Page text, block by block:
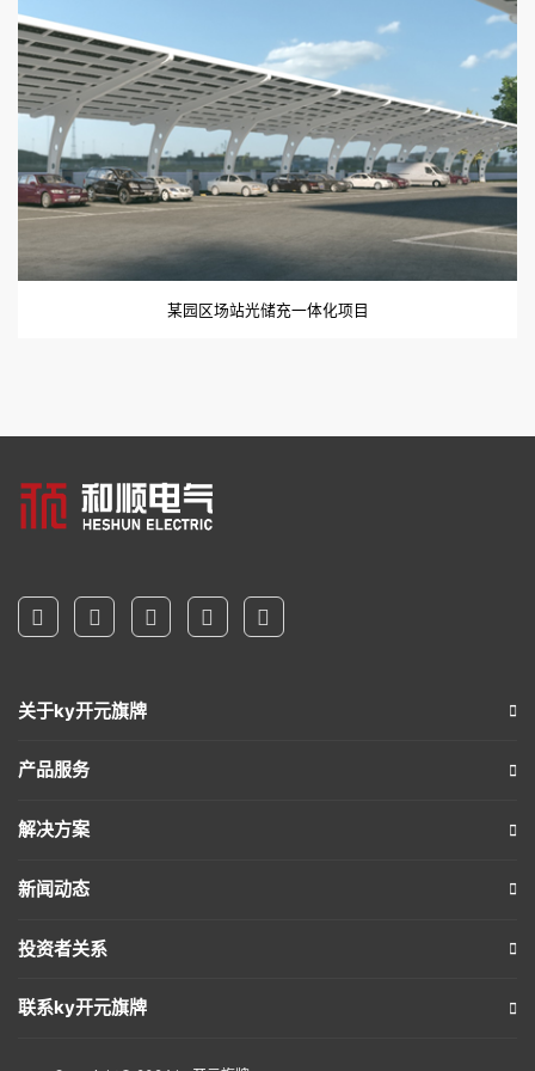
某园区场站光储充一体化项目
关于ky开元旗牌
产品服务
解决方案
新闻动态
投资者关系
联系ky开元旗牌